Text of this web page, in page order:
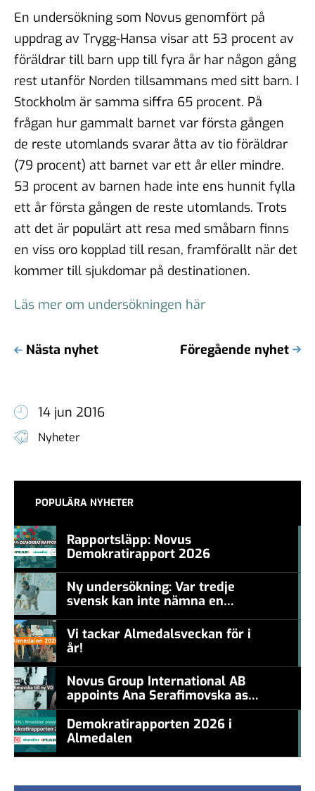
En undersökning som Novus genomfört på
uppdrag av Trygg-Hansa visar att 53 procent av
föräldrar till barn upp till fyra år har någon gång
rest utanför Norden tillsammans med sitt barn. I
Stockholm är samma siffra 65 procent. På
frågan hur gammalt barnet var första gången
de reste utomlands svarar åtta av tio föräldrar
(79 procent) att barnet var ett år eller mindre.
53 procent av barnen hade inte ens hunnit fylla
ett år första gången de reste utomlands. Trots
att det är populärt att resa med småbarn finns
en viss oro kopplad till resan, framförallt när det
kommer till sjukdomar på destinationen.
Läs mer om undersökningen här
Nästa nyhet Föregående nyhet
14 jun 2016
Nyheter
POPULÄRA NYHETER
Rapportsläpp: Novus
Demokratirapport 2026
Ny undersökning: Var tredje
svensk kan inte nämna en
levande konstnär
Vi tackar Almedalsveckan för i
år!
Novus Group International AB
appoints Ana Serafimovska as
new CEO
Demokratirapporten 2026 i
Almedalen